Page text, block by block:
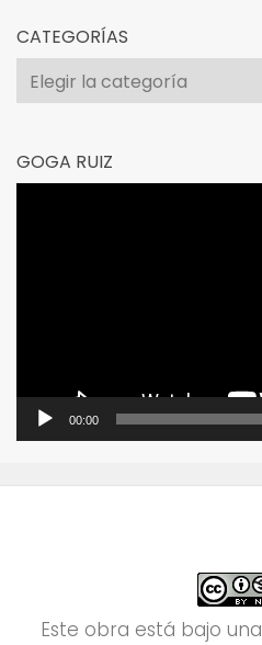
CATEGORÍAS
Categorías
GOGA RUIZ
00:00
Este obra está bajo una